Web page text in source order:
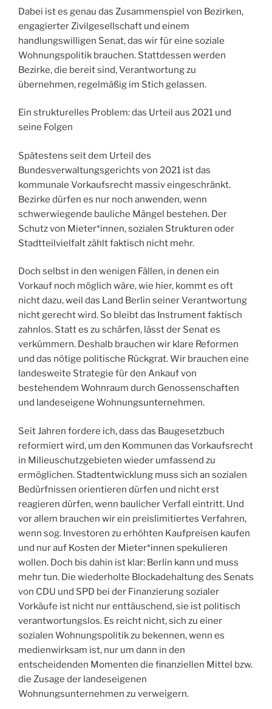
Dabei ist es genau das Zusammenspiel von Bezirken,
engagierter Zivilgesellschaft und einem
handlungswilligen Senat, das wir für eine soziale
Wohnungspolitik brauchen. Stattdessen werden
Bezirke, die bereit sind, Verantwortung zu
übernehmen, regelmäßig im Stich gelassen.
Ein strukturelles Problem: das Urteil aus 2021 und
seine Folgen
Spätestens seit dem Urteil des
Bundesverwaltungsgerichts von 2021 ist das
kommunale Vorkaufsrecht massiv eingeschränkt.
Bezirke dürfen es nur noch anwenden, wenn
schwerwiegende bauliche Mängel bestehen. Der
Schutz von Mieter*innen, sozialen Strukturen oder
Stadtteilvielfalt zählt faktisch nicht mehr.
Doch selbst in den wenigen Fällen, in denen ein
Vorkauf noch möglich wäre, wie hier, kommt es oft
nicht dazu, weil das Land Berlin seiner Verantwortung
nicht gerecht wird. So bleibt das Instrument faktisch
zahnlos. Statt es zu schärfen, lässt der Senat es
verkümmern. Deshalb brauchen wir klare Reformen
und das nötige politische Rückgrat. Wir brauchen eine
landesweite Strategie für den Ankauf von
bestehendem Wohnraum durch Genossenschaften
und landeseigene Wohnungsunternehmen.
Seit Jahren fordere ich, dass das Baugesetzbuch
reformiert wird, um den Kommunen das Vorkaufsrecht
in Milieuschutzgebieten wieder umfassend zu
ermöglichen. Stadtentwicklung muss sich an sozialen
Bedürfnissen orientieren dürfen und nicht erst
reagieren dürfen, wenn baulicher Verfall eintritt. Und
vor allem brauchen wir ein preislimitiertes Verfahren,
wenn sog. Investoren zu erhöhten Kaufpreisen kaufen
und nur auf Kosten der Mieter*innen spekulieren
wollen. Doch bis dahin ist klar: Berlin kann und muss
mehr tun. Die wiederholte Blockadehaltung des Senats
von CDU und SPD bei der Finanzierung sozialer
Vorkäufe ist nicht nur enttäuschend, sie ist politisch
verantwortungslos. Es reicht nicht, sich zu einer
sozialen Wohnungspolitik zu bekennen, wenn es
medienwirksam ist, nur um dann in den
entscheidenden Momenten die finanziellen Mittel bzw.
die Zusage der landeseigenen
Wohnungsunternehmen zu verweigern.